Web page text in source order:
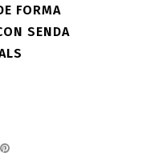
FORMA
SENDA